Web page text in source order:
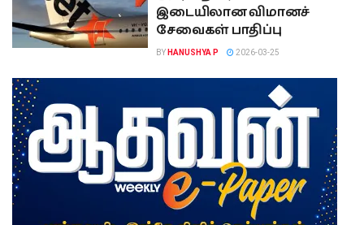
இடையிலான விமானச்
சேவைகள் பாதிப்பு
BY HANUSHYA P 2026-03-25